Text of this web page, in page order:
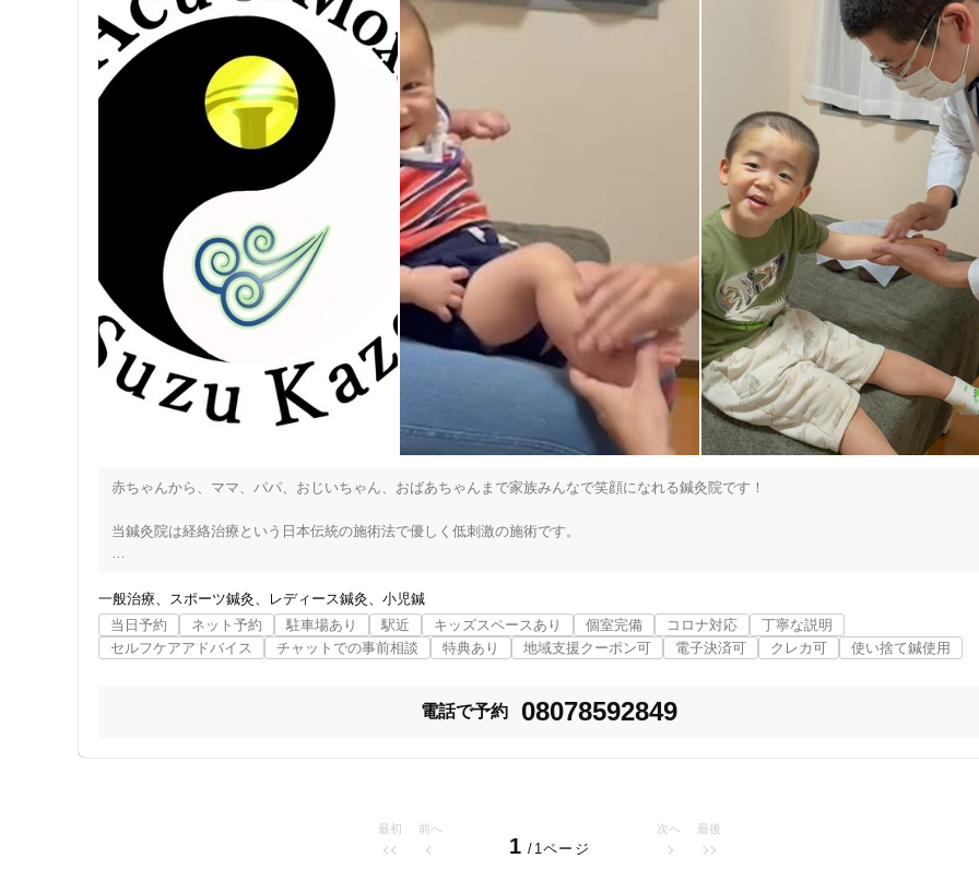
特徴・キーワード
受付時間の特徴
土日営業
通院手段の特徴
駐車場あり 駅近 往療あり
キッズスペースあり バリアフリー 個室完備
女性スタッフ在籍 女性限定
コロナ対応
チャットでの事前相談 カルテ共有 経験豊富なスタッフ在籍
保険適用の相談可
赤ちゃんから、ママ、パパ、おじいちゃん、おばあちゃんまで家族みんなで笑顔になれる鍼灸院です！
当鍼灸院は経絡治療という日本伝統の施術法で優しく低刺激の施術です。
そのため、手・あし・お腹・背中を診させていただきます。
また日常生活の細かな問診（食生活、口渇、排泄、睡眠、月経など）をさせていただきます。
肩こり、五十肩、腰痛、脊柱管狭窄症、ヘルニア、坐骨神経痛、膝痛、変形性膝関節症、ぎっくり腰、寝違い、不眠、耳鳴り、めまい
身体のだるさ、自律神経の乱れ、精神的な不調、免疫機能を整える。
お子様連れも大歓迎です！！キッズスペース、おもちゃ、本などご用意しております。
一般治療 スポーツ鍼灸 レディース鍼灸
小児鍼
当日予約
ネット予約 駐車場あり 駅近 キッズスペースあり 個室完備 コロナ対応
丁寧な説明
セルフケアアドバイス
チャットでの事前相談 特典あり 地域支援クーポン可 電子決済可 クレカ可 使い捨て鍼使用
電話で予約 08078592849
最初 前へ
1 /1ページ
次へ 最後
「健康にはりを見た」